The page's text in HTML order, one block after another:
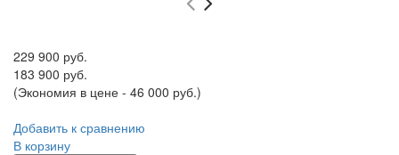
229 900 руб.
183 900 руб.
(Экономия в цене - 46 000 руб.)
Добавить к сравнению
В корзину